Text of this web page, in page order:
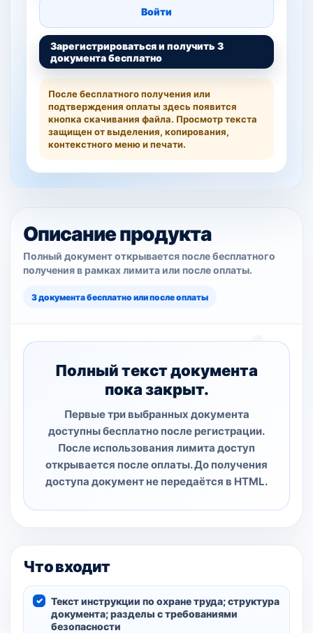
Войти
Зарегистрироваться и получить 3
документа бесплатно
После бесплатного получения или
подтверждения оплаты здесь появится
кнопка скачивания файла. Просмотр текста
защищен от выделения, копирования,
контекстного меню и печати.
Описание продукта
Полный документ открывается после бесплатного
получения в рамках лимита или после оплаты.
3 документа бесплатно или после оплаты
Полный текст документа
пока закрыт.
Первые три выбранных документа
доступны бесплатно после регистрации.
После использования лимита доступ
открывается после оплаты. До получения
доступа документ не передаётся в HTML.
Что входит
Текст инструкции по охране труда; структура
документа; разделы с требованиями
безопасности